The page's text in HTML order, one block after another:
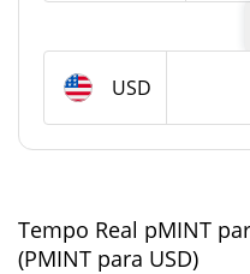
circulação
Fornecimento total
pMINT Capitalização
USD
Tempo Real pMINT
(PMINT para USD)